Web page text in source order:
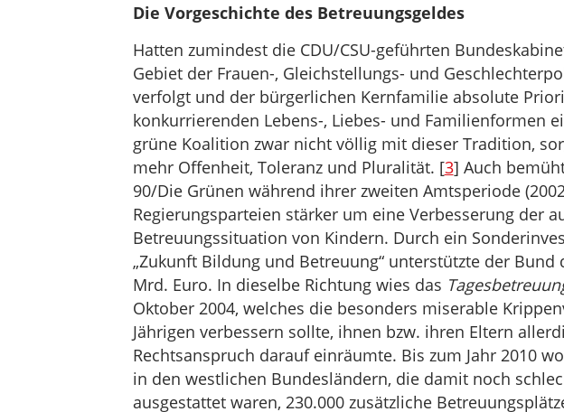
Die Vorgeschichte des Betreuungsgeldes
Hatten zumindest die CDU/CSU-geführten
Gebiet der Frauen-, Gleichstellungs- und
verfolgt und der bürgerlichen Kernfamilie absolute
konkurrierenden Lebens-, Liebes- und Familienformen
grüne Koalition zwar nicht völlig mit dieser Tradition,
mehr Offenheit, Toleranz und Pluralität. [3] Auch
90/Die Grünen während ihrer zweiten Amtsperiode
Regierungsparteien stärker um eine Verbesserung der
Betreuungssituation von Kindern. Durch ein
„Zukunft Bildung und Betreuung“ unterstützte der Bund
Mrd. Euro. In dieselbe Richtung wies das
Oktober 2004, welches die besonders miserable
Jährigen verbessern sollte, ihnen bzw. ihren Eltern
Rechtsanspruch darauf einräumte. Bis zum Jahr 2010
in den westlichen Bundesländern, die damit noch
ausgestattet waren, 230.000 zusätzliche